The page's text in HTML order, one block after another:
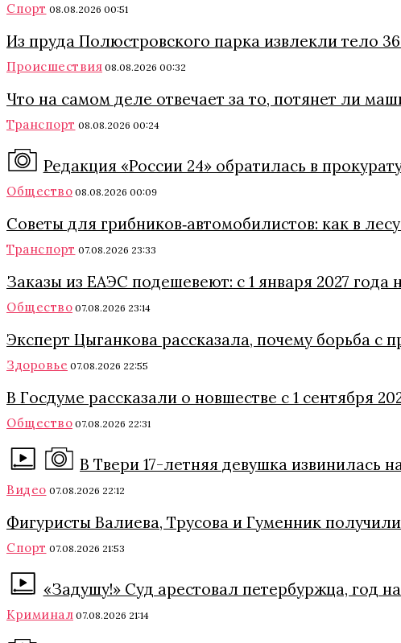
Спорт 08.08.2026 00:51
Из пруда Полюстровского парка извлекли тело
Происшествия 08.08.2026 00:32
Что на самом деле отвечает за то, потянет ли
Транспорт 08.08.2026 00:24
Редакция «России 24» обратилась в
Общество 08.08.2026 00:09
Советы для грибников‑автомобилистов: как в
Транспорт 07.08.2026 23:33
Заказы из ЕАЭС подешевеют: с 1 января 2027
Общество 07.08.2026 23:14
Эксперт Цыганкова рассказала, почему борьба с
Здоровье 07.08.2026 22:55
В Госдуме рассказали о новшестве с 1 сентября
Общество 07.08.2026 22:31
В Твери 17-летняя девушка извинилась
Видео 07.08.2026 22:12
Фигуристы Валиева, Трусова и Гуменник
Спорт 07.08.2026 21:53
«Задушу!» Суд арестовал петербуржца, год
Криминал 07.08.2026 21:14